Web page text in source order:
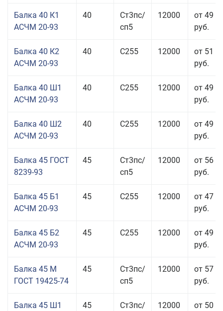
Балка 40 К1
АСЧМ 20-93
40
Ст3пс/
сп5
12000
от 49
руб.
Балка 40 К2
АСЧМ 20-93
40 С255 12000
от 51
руб.
Балка 40 Ш1
АСЧМ 20-93
40 С255 12000
от 49
руб.
Балка 40 Ш2
АСЧМ 20-93
40 С255 12000
от 49
руб.
Балка 45 ГОСТ
8239-93
45
Ст3пс/
сп5
12000
от 56
руб.
Балка 45 Б1
АСЧМ 20-93
45 С255 12000
от 47
руб.
Балка 45 Б2
АСЧМ 20-93
45 С255 12000
от 49
руб.
Балка 45 М
ГОСТ 19425-74
45
Ст3пс/
сп5
12000
от 57
руб.
Балка 45 Ш1
45
Ст3пс/
12000
от 50